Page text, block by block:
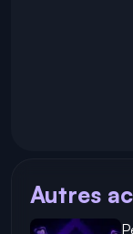
Autres